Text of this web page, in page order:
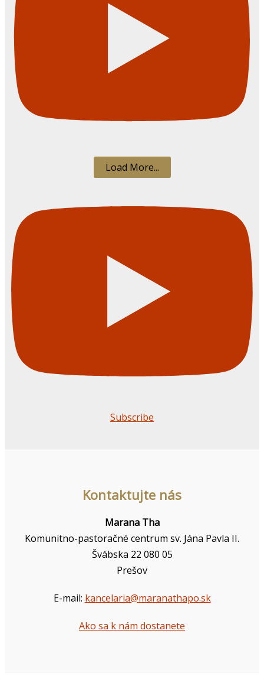
Load More...
Subscribe
Kontaktujte nás
Marana Tha
Komunitno-pastoračné centrum sv. Jána Pavla II.
Švábska 22 080 05
Prešov
E-mail: kancelaria@maranathapo.sk
Ako sa k nám dostanete